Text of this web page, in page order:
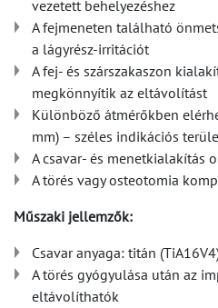
vezetett behelyezéshez
A fejmeneten található
a lágyrész-irritációt
A fej- és szárszakaszon
megkönnyítik az eltávolítást
Különböző átmérőkben
mm) – széles indikációs
A csavar- és menetkialakítás
A törés vagy osteotomia
Műszaki jellemzők:
Csavar anyaga: titán
A törés gyógyulása után az
eltávolíthatók